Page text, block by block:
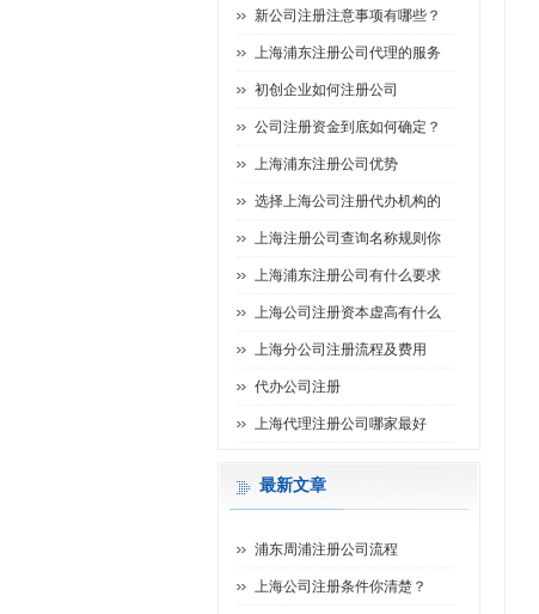
新公司注册注意事项有哪些？
上海浦东注册公司代理的服务
初创企业如何注册公司
公司注册资金到底如何确定？
上海浦东注册公司优势
选择上海公司注册代办机构的
上海注册公司查询名称规则你
上海浦东注册公司有什么要求
上海公司注册资本虚高有什么
上海分公司注册流程及费用
代办公司注册
上海代理注册公司哪家最好
最新文章
浦东周浦注册公司流程
上海公司注册条件你清楚？